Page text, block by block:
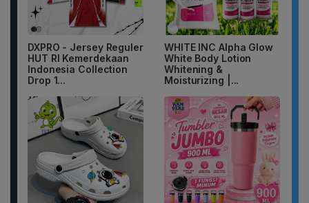
DXPRO - Jersey Reguler
HUT RI Kemerdekaan
Indonesia Collection
Drop 1...
WHITE INC Alpha Glow
White Body Lotion
Whitening &
Moisturizing |...